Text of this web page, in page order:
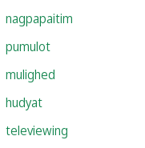
nagpapaitim
pumulot
mulighed
hudyat
televiewing